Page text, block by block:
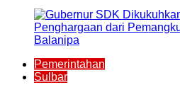
Pemerintahan
Sulbar